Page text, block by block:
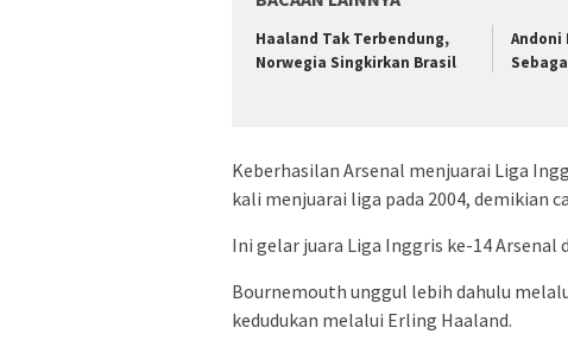
Haaland Tak Terbendung,
Norwegia Singkirkan Brasil
Andoni
Keberhasilan Arsenal menjuarai Liga
kali menjuarai liga pada 2004, demikian
Ini gelar juara Liga Inggris ke-14 Arsenal
Bournemouth unggul lebih dahulu
kedudukan melalui Erling Haaland.